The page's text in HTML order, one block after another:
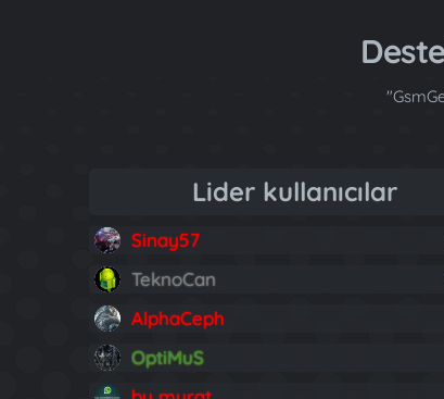
Lider kullanıcılar
Sinay57
TeknoCan
AlphaCeph
OptiMuS